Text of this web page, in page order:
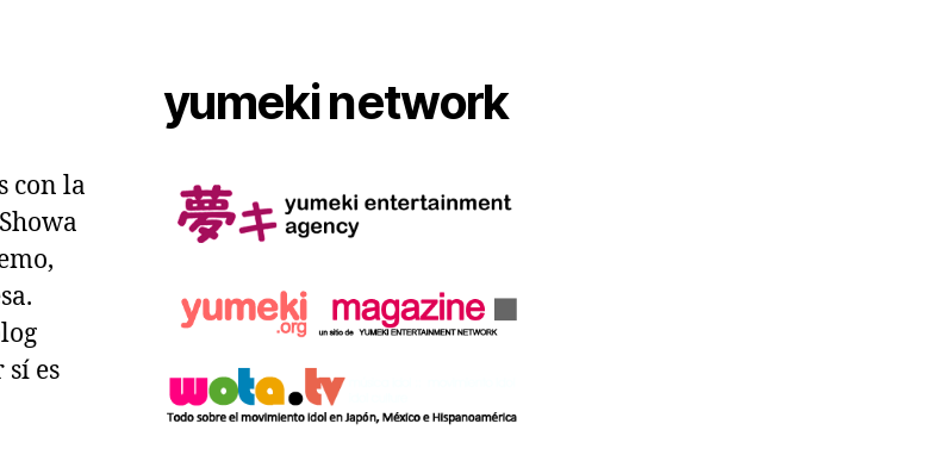
con la
sí es
yumeki network